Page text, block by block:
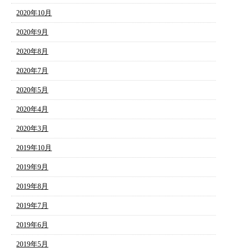
2020年10月
2020年9月
2020年8月
2020年7月
2020年5月
2020年4月
2020年3月
2019年10月
2019年9月
2019年8月
2019年7月
2019年6月
2019年5月